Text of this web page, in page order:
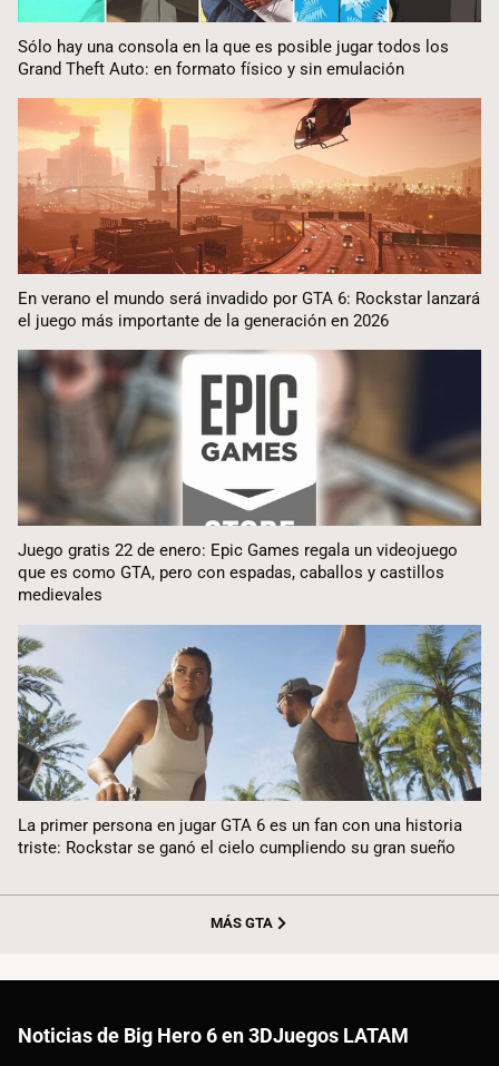
Sólo hay una consola en la que es posible jugar todos los
Grand Theft Auto: en formato físico y sin emulación
En verano el mundo será invadido por GTA 6: Rockstar lanzará
el juego más importante de la generación en 2026
Juego gratis 22 de enero: Epic Games regala un videojuego
que es como GTA, pero con espadas, caballos y castillos
medievales
La primer persona en jugar GTA 6 es un fan con una historia
triste: Rockstar se ganó el cielo cumpliendo su gran sueño
MÁS GTA
Noticias de Big Hero 6 en 3DJuegos LATAM